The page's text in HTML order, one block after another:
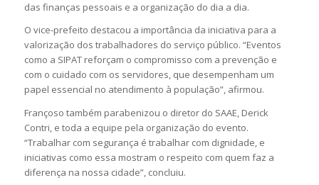
das finanças pessoais e a organização do dia a dia.
O vice-prefeito destacou a importância da iniciativa para a
valorização dos trabalhadores do serviço público. “Eventos
como a SIPAT reforçam o compromisso com a prevenção e
com o cuidado com os servidores, que desempenham um
papel essencial no atendimento à população”, afirmou.
Françoso também parabenizou o diretor do SAAE, Derick
Contri , e toda a equipe pela organização do evento.
“Trabalhar com segurança é trabalhar com dignidade, e
iniciativas como essa mostram o respeito com quem faz a
diferença na nossa cidade”, concluiu.